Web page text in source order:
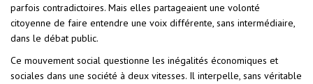
parfois contradictoires. Mais elles partageaient une volonté
citoyenne de faire entendre une voix différente, sans intermédiaire,
dans le débat public.
Ce mouvement social questionne les inégalités économiques et
sociales dans une société à deux vitesses. Il interpelle, sans véritable